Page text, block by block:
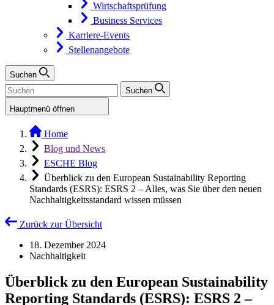
Wirtschaftsprüfung
Business Services
Karriere-Events
Stellenangebote
Suchen
Suchen
Hauptmenü öffnen
Home
Blog und News
ESCHE Blog
Überblick zu den European Sustainability Reporting
Standards (ESRS): ESRS 2 – Alles, was Sie über den neuen
Nachhaltigkeitsstandard wissen müssen
Zurück zur Übersicht
18. Dezember 2024
Nachhaltigkeit
Überblick zu den European Sustainability
Reporting Standards (ESRS): ESRS 2 –